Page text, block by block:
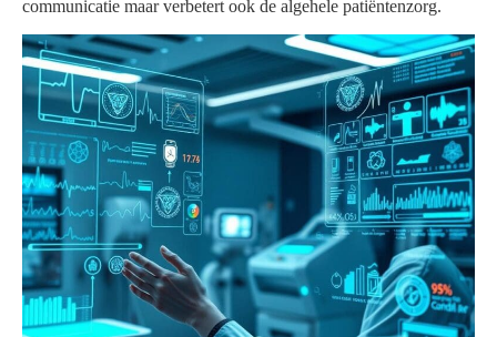
communicatie maar verbetert ook de algehele patiëntenzorg.